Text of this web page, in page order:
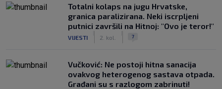
Totalni kolaps na jugu Hrvatske,
granica paralizirana. Neki iscrpljeni
putnici završili na Hitnoj: "Ovo je teror!"
VIJESTI 2. kol. 7
Vučković: Ne postoji hitna sanacija
ovakvog heterogenog sastava otpada.
Građani su s razlogom zabrinuti!